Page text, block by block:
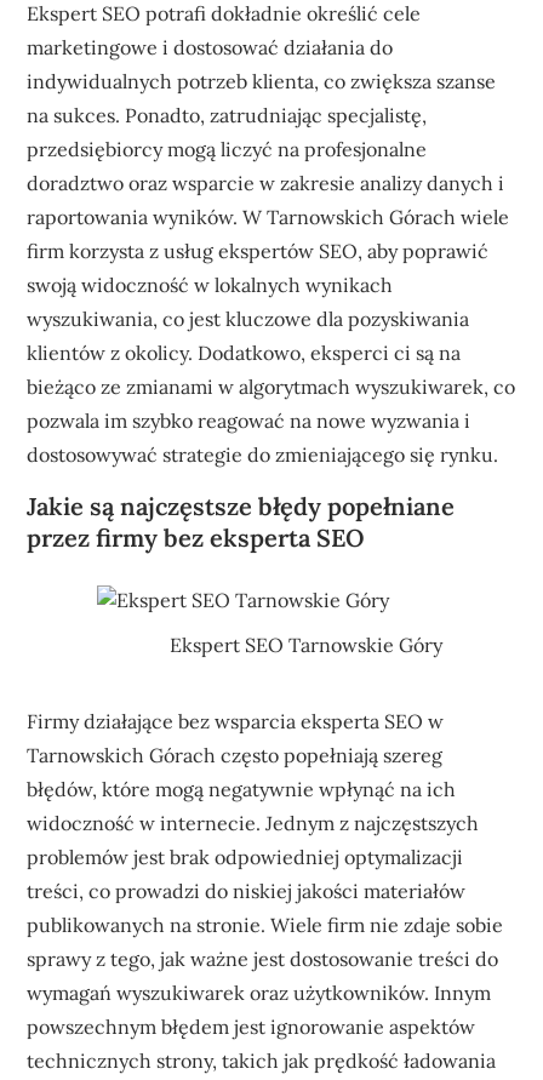
Ekspert SEO potrafi dokładnie określić cele
marketingowe i dostosować działania do
indywidualnych potrzeb klienta, co zwiększa szanse
na sukces. Ponadto, zatrudniając specjalistę,
przedsiębiorcy mogą liczyć na profesjonalne
doradztwo oraz wsparcie w zakresie analizy danych i
raportowania wyników. W Tarnowskich Górach wiele
firm korzysta z usług ekspertów SEO, aby poprawić
swoją widoczność w lokalnych wynikach
wyszukiwania, co jest kluczowe dla pozyskiwania
klientów z okolicy. Dodatkowo, eksperci ci są na
bieżąco ze zmianami w algorytmach wyszukiwarek, co
pozwala im szybko reagować na nowe wyzwania i
dostosowywać strategie do zmieniającego się rynku.
Jakie są najczęstsze błędy popełniane
przez firmy bez eksperta SEO
Ekspert SEO Tarnowskie Góry
Firmy działające bez wsparcia eksperta SEO w
Tarnowskich Górach często popełniają szereg
błędów, które mogą negatywnie wpłynąć na ich
widoczność w internecie. Jednym z najczęstszych
problemów jest brak odpowiedniej optymalizacji
treści, co prowadzi do niskiej jakości materiałów
publikowanych na stronie. Wiele firm nie zdaje sobie
sprawy z tego, jak ważne jest dostosowanie treści do
wymagań wyszukiwarek oraz użytkowników. Innym
powszechnym błędem jest ignorowanie aspektów
technicznych strony, takich jak prędkość ładowania